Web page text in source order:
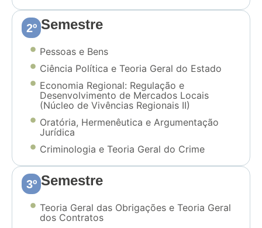
2º Semestre
Pessoas e Bens
Ciência Política e Teoria Geral do Estado
Economia Regional: Regulação e
Desenvolvimento de Mercados Locais
(Núcleo de Vivências Regionais II)
Oratória, Hermenêutica e Argumentação
Jurídica
Criminologia e Teoria Geral do Crime
3º Semestre
Teoria Geral das Obrigações e Teoria Geral
dos Contratos